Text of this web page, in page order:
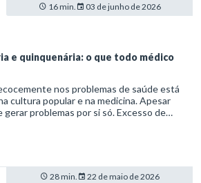
16 min. 03 de junho de 2026
e quinquenária: o que todo médico
nos problemas de saúde está
cultura popular e na medicina. Apesar
gerar problemas por si só. Excesso de
28 min. 22 de maio de 2026